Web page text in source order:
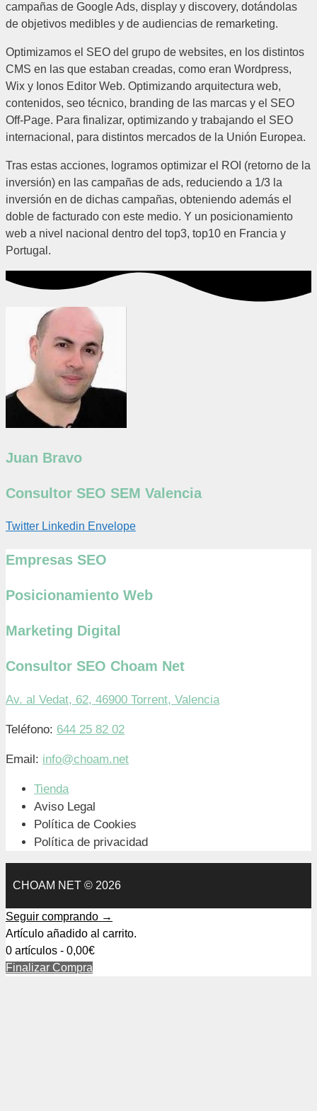
campañas de Google Ads, display y discovery, dotándolas
de objetivos medibles y de audiencias de remarketing.
Optimizamos el SEO del grupo de websites, en los distintos
CMS en las que estaban creadas, como eran Wordpress,
Wix y Ionos Editor Web. Optimizando arquitectura web,
contenidos, seo técnico, branding de las marcas y el SEO
Off-Page. Para finalizar, optimizando y trabajando el SEO
internacional, para distintos mercados de la Unión Europea.
Tras estas acciones, logramos optimizar el ROI (retorno de la
inversión) en las campañas de ads, reduciendo a 1/3 la
inversión en de dichas campañas, obteniendo además el
doble de facturado con este medio. Y un posicionamiento
web a nivel nacional dentro del top3, top10 en Francia y
Portugal.
Juan Bravo
Consultor SEO SEM Valencia
Twitter Linkedin Envelope
Empresas SEO
Posicionamiento Web
Marketing Digital
Consultor SEO Choam Net
Av. al Vedat, 62, 46900 Torrent, Valencia
Teléfono: 644 25 82 02
Email: info@choam.net
Tienda
Aviso Legal
Política de Cookies
Política de privacidad
CHOAM NET © 2026
Seguir comprando →
Artículo añadido al carrito.
0 artículos - 0,00€
Finalizar Compra